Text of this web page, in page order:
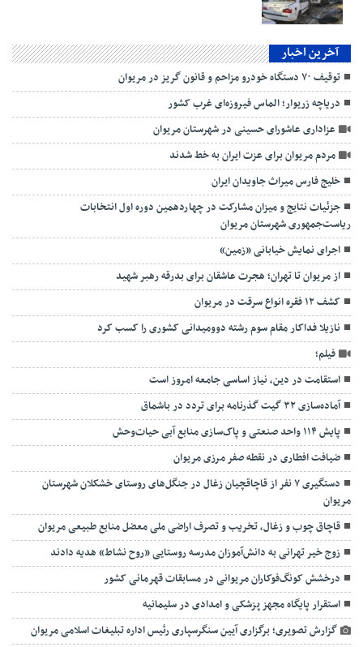
آخرین اخبار
توقیف ۷۰ دستگاه خودرو مزاحم و قانون گریز در مریوان
دریاچه زریوار؛ الماس فیروزه‌ای غرب کشور
عزاداری عاشورای حسینی در شهرستان مریوان
مردم مریوان برای عزت ایران به خط شدند
خلیج فارس میراث جاویدان ایران
جزئیات نتایج و میزان مشارکت در چهاردهمین دوره اول انتخابات
ریاست‌جمهوری شهرستان مریوان
اجرای نمایش خیابانی «زمین»
از مریوان تا تهران؛ هجرت عاشقان برای بدرقه رهبر شهید
کشف ۱۲ فقره انواع سرقت در مریوان
نازیلا فداکار مقام سوم رشته دوومیدانی کشوری را کسب کرد
فیلم؛
استقامت در دین، نیاز اساسی جامعه امروز است
آماده‌سازی ۳۲ گیت گذرنامه برای تردد در باشماق
پایش ۱۱۴ واحد صنعتی و پاک‌سازی منابع آبی حیات‌وحش
ضیافت افطاری در نقطه صفر مرزی مریوان
دستگیری ۷ نفر از قاچاقچیان زغال در جنگل‌های روستای خشکلان شهرستان
مریوان
قاچاق چوب و زغال، تخریب و تصرف اراضی ملی معضل منابع طبیعی مریوان
زوج خیر تهرانی به دانش‌آموزان مدرسه روستایی «روح نشاط» هدیه دادند
درخشش کونگ‌فوکاران مریوانی در مسابقات قهرمانی کشور
استقرار پایگاه مجهز پزشکی و امدادی در سلیمانیه
گزارش تصویری؛ برگزاری آیین سنگرسپاری رئیس اداره تبلیغات اسلامی مریوان